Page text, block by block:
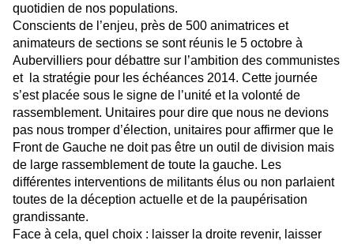
quotidien de nos populations.
Conscients de l’enjeu, près de 500 animatrices et
animateurs de sections se sont réunis le 5 octobre à
Aubervilliers pour débattre sur l’ambition des communistes
et
la stratégie pour les échéances 2014. Cette journée
s’est placée sous le signe de l’unité et la volonté de
rassemblement. Unitaires pour dire que nous ne devions
pas nous tromper d’élection, unitaires pour affirmer que le
Front de Gauche ne doit pas être un outil de division mais
de large rassemblement de toute la gauche. Les
différentes interventions de militants élus ou non parlaient
toutes de la déception actuelle et de la paupérisation
grandissante.
Face à cela, quel choix : laisser la droite revenir, laisser